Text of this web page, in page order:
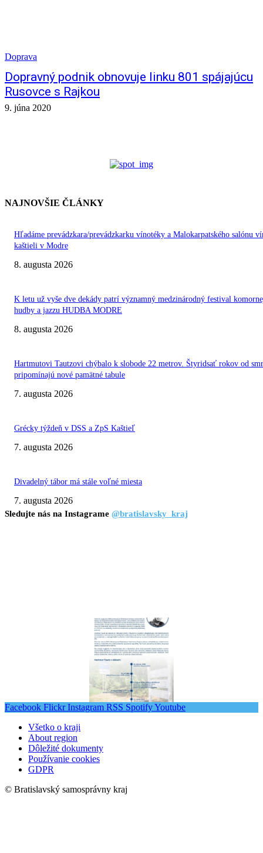
Doprava
Dopravný podnik obnovuje linku 801 spájajúcu
Rusovce s Rajkou
9. júna 2020
NAJNOVŠIE ČLÁNKY
Hľadáme prevádzkara/prevádzkarku vínotéky a Malokarpatského salónu
kaštieli v Modre
8. augusta 2026
K letu už vyše dve dekády patrí významný medzinárodný festival
hudby a jazzu HUDBA MODRE
8. augusta 2026
Hartmutovi Tautzovi chýbalo k slobode 22 metrov. Štyridsať rokov od
pripomínajú nové pamätné tabule
7. augusta 2026
Grécky týždeň v DSS a ZpS Kaštieľ
7. augusta 2026
Divadelný tábor má stále voľné miesta
7. augusta 2026
Sledujte nás na Instagrame @bratislavsky_kraj
Facebook Flickr Instagram RSS SpotifyYoutube
Všetko o kraji
About region
Dôležité dokumenty
Používanie cookies
GDPR
© Bratislavský samosprávny kraj